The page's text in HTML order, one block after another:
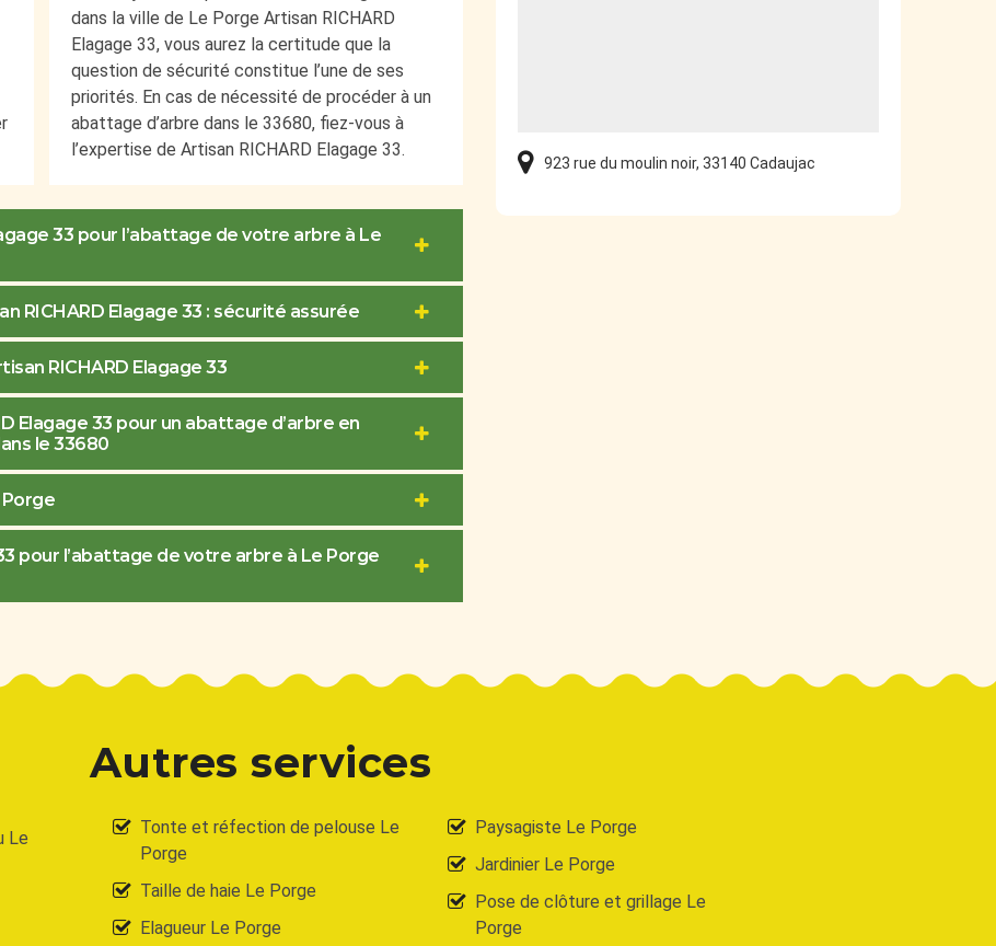
dans la ville de Le Porge Artisan RICHARD
Elagage 33, vous aurez la certitude que la
question de sécurité constitue l’une de ses
priorités. En cas de nécessité de procéder à un
abattage d’arbre dans le 33680, fiez-vous à
l’expertise de Artisan RICHARD Elagage 33.
33 pour l’abattage de votre arbre à Le
RICHARD Elagage 33 : sécurité assurée
RICHARD Elagage 33
Elagage 33 pour un abattage d’arbre en
le 33680
Porge
pour l’abattage de votre arbre à Le Porge
923 rue du moulin noir, 33140 Cadaujac
Autres services
Le
Tonte et réfection de pelouse Le
Porge
Taille de haie Le Porge
Elagueur Le Porge
Paysagiste Le Porge
Jardinier Le Porge
Pose de clôture et grillage Le
Porge